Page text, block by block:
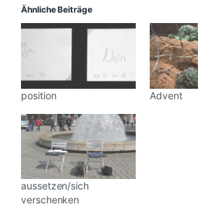
Ähnliche Beiträge
position Advent
aussetzen/sich
verschenken